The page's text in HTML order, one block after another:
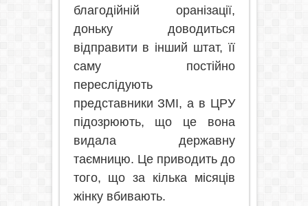
благодійній оранізації,
доньку доводиться
відправити в інший штат, її
саму постійно
переслідують
представники ЗМІ, а в ЦРУ
підозрюють, що це вона
видала державну
таємницю. Це приводить до
того, що за кілька місяців
жінку вбивають.